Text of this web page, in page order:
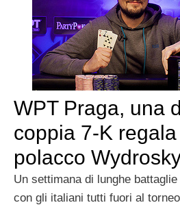
WPT Praga, una
coppia 7-K
polacco
Un settimana di lunghe battaglie
con gli italiani tutti fuori al